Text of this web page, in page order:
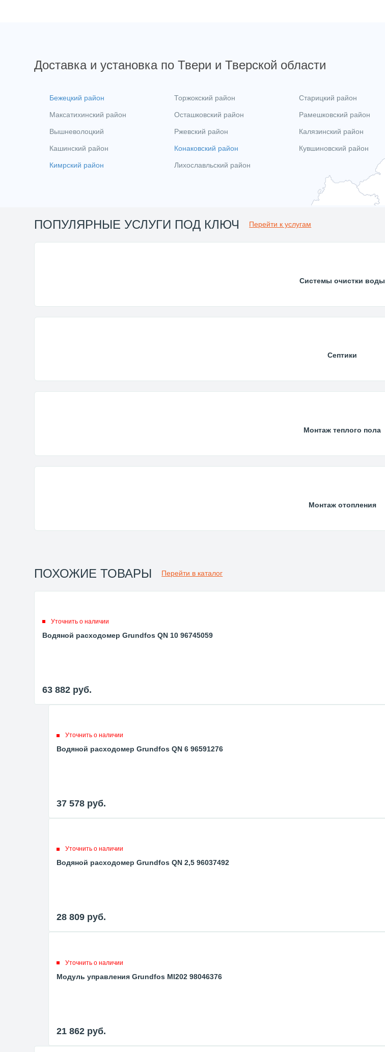
Доставка и установка по Твери и Тверской области
Бежецкий район
Максатихинский район
Вышневолоцкий
Кашинский район
Кимрский район
Торжокский район
Осташковский район
Ржевский район
Конаковский район
Лихославльский район
Старицкий район
Рамешковский район
Калязинский район
Кувшиновский район
ПОПУЛЯРНЫЕ УСЛУГИ ПОД КЛЮЧ Перейти к услугам
Системы очистки воды
Септики
Монтаж теплого пола
Монтаж отопления
ПОХОЖИЕ ТОВАРЫ Перейти в каталог
Уточнить о наличии
Водяной расходомер Grundfos QN 10 96745059
63 882 руб.
Уточнить о наличии
Водяной расходомер Grundfos QN 6 96591276
37 578 руб.
Уточнить о наличии
Водяной расходомер Grundfos QN 2,5 96037492
28 809 руб.
Уточнить о наличии
Модуль управления Grundfos MI202 98046376
21 862 руб.